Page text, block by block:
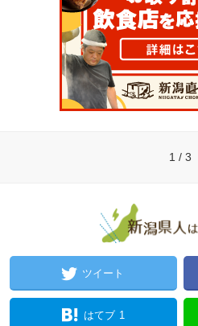
1 / 3
ツイート
はてブ 1